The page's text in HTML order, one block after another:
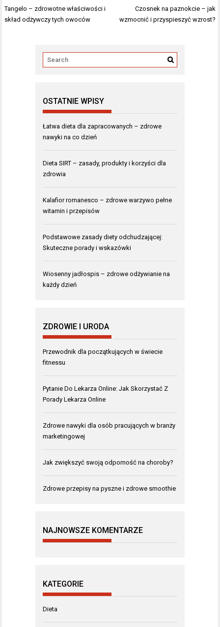
Nawigacja
wpisu
Tangelo – zdrowotne właściwości i
skład odżywczy tych owoców
Czosnek na paznokcie – jak
wzmocnić i przyspieszyć wzrost?
OSTATNIE WPISY
Łatwa dieta dla zapracowanych – zdrowe
nawyki na co dzień
Dieta SIRT – zasady, produkty i korzyści dla
zdrowia
Kalafior romanesco – zdrowe warzywo pełne
witamin i przepisów
Podstawowe zasady diety odchudzającej:
Skuteczne porady i wskazówki
Wiosenny jadłospis – zdrowe odżywianie na
każdy dzień
ZDROWIE I URODA
Przewodnik dla początkujących w świecie
fitnessu
Pytanie Do Lekarza Online: Jak Skorzystać Z
Porady Lekarza Online
Zdrowe nawyki dla osób pracujących w branży
marketingowej
Jak zwiększyć swoją odporność na choroby?
Zdrowe przepisy na pyszne i zdrowe smoothie
NAJNOWSZE KOMENTARZE
KATEGORIE
Dieta